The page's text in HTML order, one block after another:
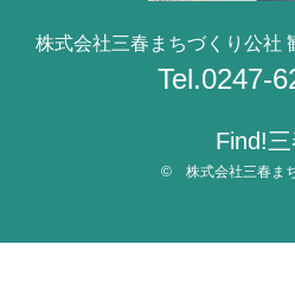
株式会社三春まちづくり公社
Tel.0247-
Find!
© 株式会社三春ま